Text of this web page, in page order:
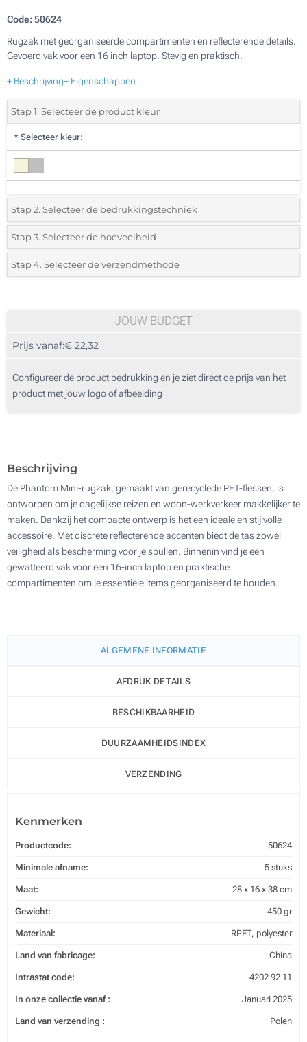
Code:50624
Rugzak met georganiseerde compartimenten en reflecterende details.
Gevoerd vak voor een 16 inch laptop. Stevig en praktisch.
+ Beschrijving+ Eigenschappen
Stap 1. Selecteer de product kleur
* Selecteer kleur:
Stap 2. Selecteer de bedrukkingstechniek
*Selecteer de bedrukking en kleuren van het logo:
1 Kleur (Aan de voorzijde)
Digitale full colour transfer (Aan de voorzijde)
Stap 3. Selecteer de hoeveelheid
*Selecteer uit de lijst of voeg het gewenste aantal in
10
50
Stap 4. Selecteer de verzendmethode
JOUW BUDGET
Prijs vanaf:€ 22,32
Configureer de product bedrukking en je ziet direct de prijs van het
product met jouw logo of afbeelding
Beschrijving
De Phantom Mini-rugzak, gemaakt van gerecyclede PET-flessen, is
ontworpen om je dagelijkse reizen en woon-werkverkeer makkelijker te
maken. Dankzij het compacte ontwerp is het een ideale en stijlvolle
accessoire. Met discrete reflecterende accenten biedt de tas zowel
veiligheid als bescherming voor je spullen. Binnenin vind je een
gewatteerd vak voor een 16-inch laptop en praktische
compartimenten om je essentiële items georganiseerd te houden.
ALGEMENE INFORMATIE
AFDRUK DETAILS
BESCHIKBAARHEID
DUURZAAMHEIDSINDEX
VERZENDING
Kenmerken
Productcode: 50624
Minimale afname: 5 stuks
Maat: 28 x 16 x 38 cm
Gewicht: 450 gr
Materiaal: RPET, polyester
Land van fabricage: China
Intrastat code: 4202 92 11
In onze collectie vanaf : Januari 2025
Land van verzending : Polen